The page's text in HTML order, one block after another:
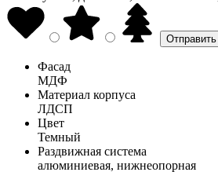
Фасад
МДФ
Материал корпуса
ЛДСП
Цвет
Темный
Раздвижная система
алюминиевая, нижнеопорная